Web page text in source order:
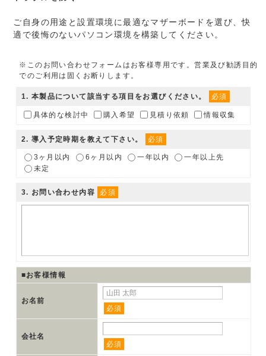
ご自身の用途と設置環境に最適なマザーボードを選び、快
適で後悔のないパソコン環境を構築してください。
※このお問い合わせフォームはお客様専用です。営業及び勧誘目的
でのご利用は固くお断りします。
1. 本製品について該当する項目をお選びください。 必須
具体的な検討中 購入希望 見積り依頼 情報収集
2. 導入予定時期を教えて下さい。 必須
3ヶ月以内 6ヶ月以内 一年以内
一年以上先
未定
3. お問い合わせ内容 必須
■お客様情報
お名前
必須
会社名
必須